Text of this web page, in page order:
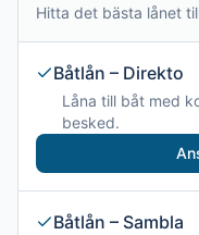
Hitta det bästa lånet
Båtlån – Direkto
Låna till båt med
besked.
Båtlån – Sambla